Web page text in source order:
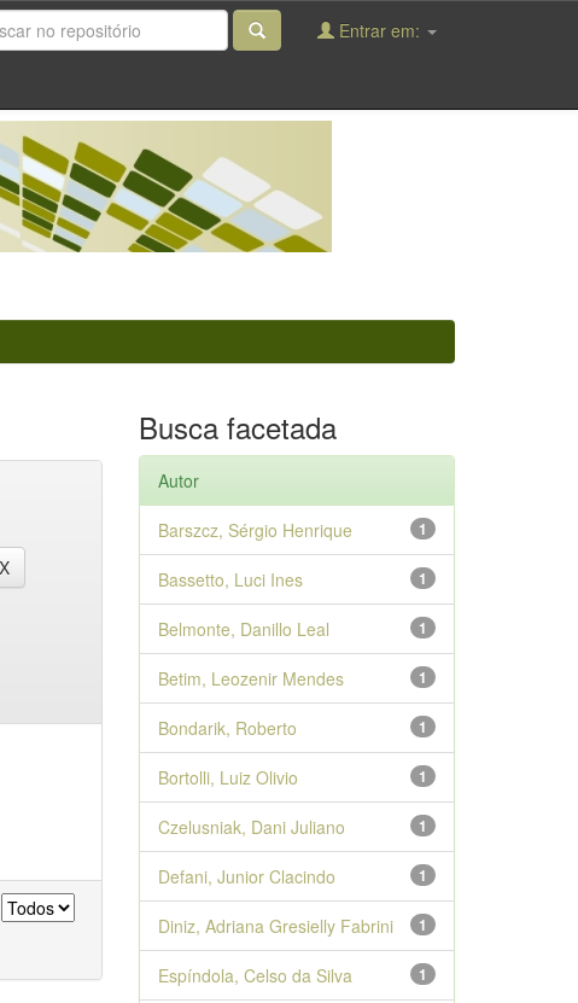
Entrar em:
Busca facetada
Autor
1
Barszcz, Sérgio Henrique
1
Bassetto, Luci Ines
1
Belmonte, Danillo Leal
1
Betim, Leozenir Mendes
1
Bondarik, Roberto
1
Bortolli, Luiz Olivio
1
Czelusniak, Dani Juliano
1
Defani, Junior Clacindo
1
Diniz, Adriana Gresielly Fabrini
1
Espíndola, Celso da Silva